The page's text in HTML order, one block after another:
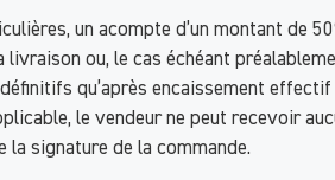
un acompte d’un montant de
ou, le cas échéant
qu’après encaissement
le vendeur ne peut recevoir
signature de la commande.